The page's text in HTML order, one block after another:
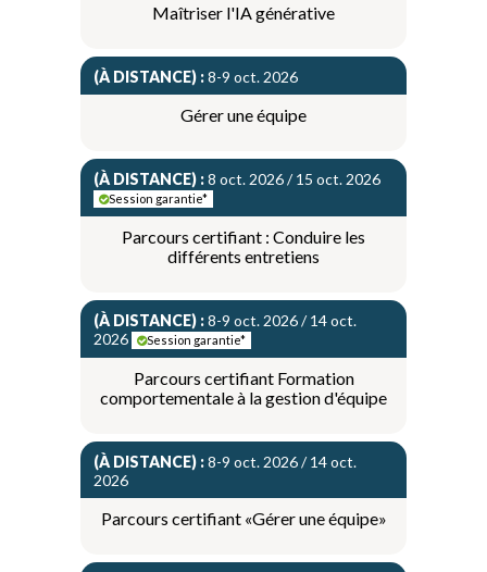
Maîtriser l'IA générative
(À DISTANCE) :8-9 oct. 2026
Gérer une équipe
(À DISTANCE) :8 oct. 2026 / 15 oct. 2026
Session garantie*
Parcours certifiant : Conduire les
différents entretiens
(À DISTANCE) :8-9 oct. 2026 / 14 oct.
2026
Session garantie*
Parcours certifiant Formation
comportementale à la gestion d'équipe
(À DISTANCE) :8-9 oct. 2026 / 14 oct.
2026
Parcours certifiant «Gérer une équipe»